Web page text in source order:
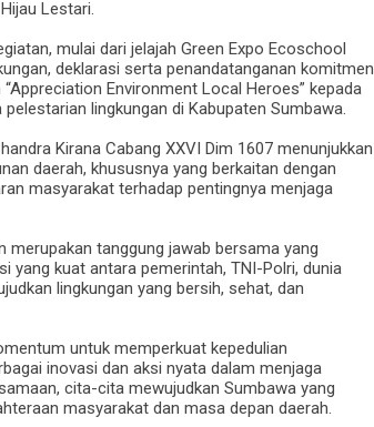
Lestari.
mulai dari jelajah Green Expo Ecoschool
deklarasi serta penandatanganan komitmen
Environment Local Heroes” kepada
lingkungan di Kabupaten Sumbawa.
Kirana Cabang XXVI Dim 1607 menunjukkan
daerah, khususnya yang berkaitan dengan
masyarakat terhadap pentingnya menjaga
merupakan tanggung jawab bersama yang
yang kuat antara pemerintah, TNI-Polri, dunia
lingkungan yang bersih, sehat, dan
untuk memperkuat kepedulian
inovasi dan aksi nyata dalam menjaga
cita-cita mewujudkan Sumbawa yang
masyarakat dan masa depan daerah.